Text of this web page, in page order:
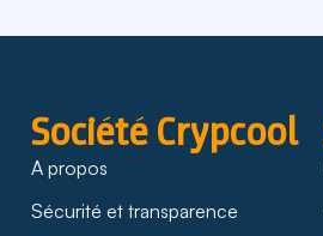
Société Crypcool
A propos
Sécurité et transparence